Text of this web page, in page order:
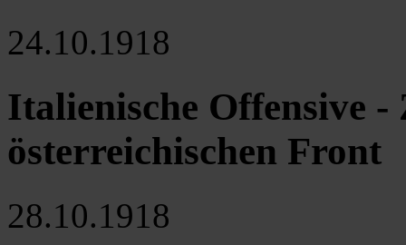
24.10.1918
Italienische Offensive
österreichischen Front
28.10.1918